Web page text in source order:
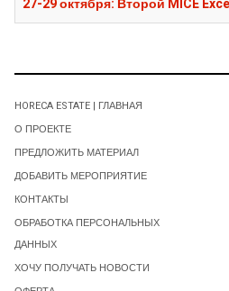
27-29 октября: Второй MICE
HORECA ESTATE | ГЛАВНАЯ
О ПРОЕКТЕ
ПРЕДЛОЖИТЬ МАТЕРИАЛ
ДОБАВИТЬ МЕРОПРИЯТИЕ
КОНТАКТЫ
ОБРАБОТКА ПЕРСОНАЛЬНЫХ
ДАННЫХ
ХОЧУ ПОЛУЧАТЬ НОВОСТИ